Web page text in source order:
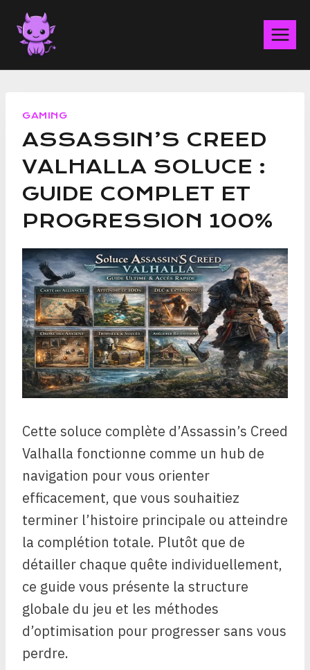
Aller
contenu
GAMING
ASSASSIN’S CREED
VALHALLA SOLUCE :
GUIDE COMPLET ET
PROGRESSION 100%
Cette soluce complète d’Assassin’s Creed
Valhalla fonctionne comme un hub de
navigation pour vous orienter
efficacement, que vous souhaitiez
terminer l’histoire principale ou atteindre
la complétion totale. Plutôt que de
détailler chaque quête individuellement,
ce guide vous présente la structure
globale du jeu et les méthodes
d’optimisation pour progresser sans vous
perdre.